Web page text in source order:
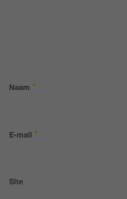
Naam *
E-mail *
Site